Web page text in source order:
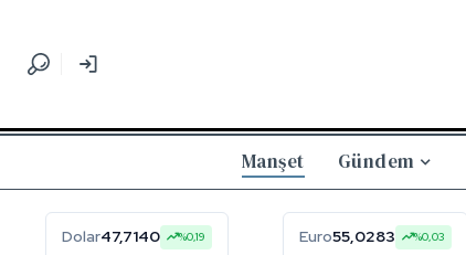
Manşet Gündem
Dolar47,7140 %0,19 Euro55,0283 %0,03